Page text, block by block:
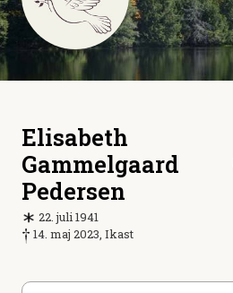
Elisabeth
Gammelgaard
Pedersen
22. juli 1941
14. maj 2023, Ikast